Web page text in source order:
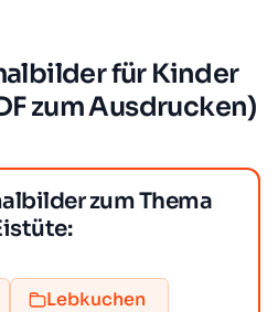
für Kinder
zum Ausdrucken)
zum Thema
Lebkuchen